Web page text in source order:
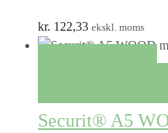
kr. 122,33 ekskl. moms
Securit® A5